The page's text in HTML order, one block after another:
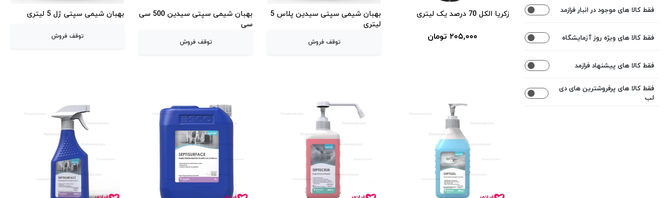
ضدعفونی کننده ابزار
ضدعفونی کننده همودیالیز
ضدعفونی کننده البسه
دیسپنسر جای هندراب
0
اعمال محدوده قیمت
فقط کالا های موجود در انبار فرازمد
فقط کالا های ویژه روز آزمایشگاه
فقط کالا های پیشنهاد فرازمد
فقط کالا های پرفروشترین های دی
لب
زکریا الکل 70 درصد یک لیتری
۲۰۵,۰۰۰ تومان
بهبان شیمی سپتی سیدین پلاس 5
لیتری
توقف فروش
بهبان شیمی سپتی سیدین 500 سی
سی
توقف فروش
بهبان شیمی سپتی ژل 5 لیتری
توقف فروش